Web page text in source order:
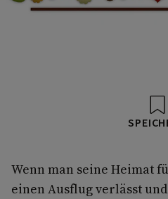
Wenn man seine Heimat
einen Ausflug verlässt